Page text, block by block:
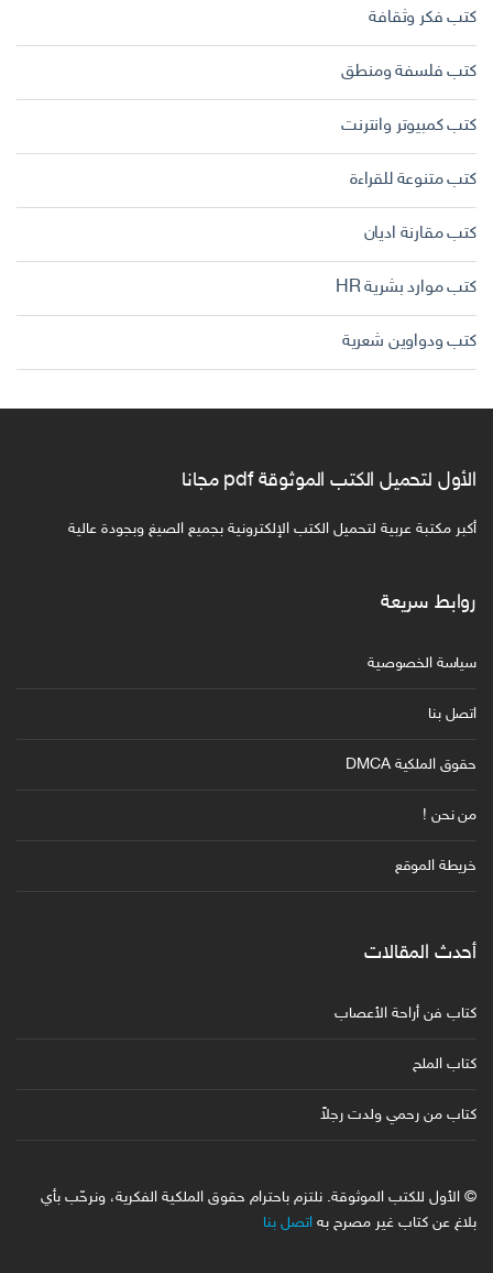
كتب فكر وثقافة
كتب فلسفة ومنطق
كتب كمبيوتر وانترنت
كتب متنوعة للقراءة
كتب مقارنة اديان
كتب موارد بشرية HR
كتب ودواوين شعرية
الأول لتحميل الكتب الموثوقة pdf مجانا
أكبر مكتبة عربية لتحميل الكتب الإلكترونية بجميع الصيغ وبجودة عالية
روابط سريعة
سياسة الخصوصية
اتصل بنا
حقوق الملكية DMCA
من نحن !
خريطة الموقع
أحدث المقالات
كتاب فن أراحة الأعصاب
كتاب الملح
كتاب من رحمي ولدت رجلاً
© الأول للكتب الموثوقة. نلتزم باحترام حقوق الملكية الفكرية، ونرحّب بأي
بلاغ عن كتاب غير مصرح به اتصل بنا